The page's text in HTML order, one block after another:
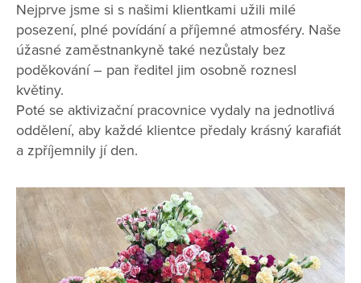
Nejprve jsme si s našimi klientkami užili milé
posezení, plné povídání a příjemné atmosféry. Naše
úžasné zaměstnankyně také nezůstaly bez
poděkování – pan ředitel jim osobně roznesl
květiny.
Poté se aktivizační pracovnice vydaly na jednotlivá
oddělení, aby každé klientce předaly krásný karafiát
a zpříjemnily jí den.